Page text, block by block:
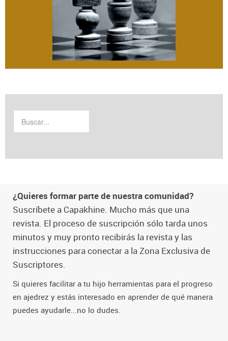
¿Quieres formar parte de nuestra comunidad?
Suscríbete a Capakhine. Mucho más que una
revista. El proceso de suscripción sólo tarda unos
minutos y muy pronto recibirás la revista y las
instrucciones para conectar a la Zona Exclusiva de
Suscriptores.
Si quieres facilitar a tu hijo herramientas para el progreso
en ajedrez y estás interesado en aprender de qué manera
puedes ayudarle...no lo dudes.